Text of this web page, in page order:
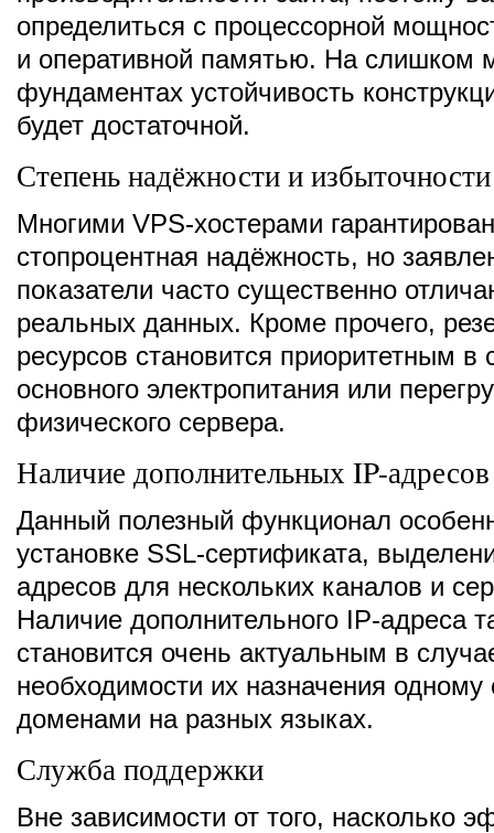
определиться с процессорной
и оперативной памятью. На
фундаментах устойчивость
будет достаточной.
Степень надёжности и избыточности
Многими VPS-хостерами
стопроцентная надёжность, но
показатели часто существенно
реальных данных. Кроме прочего,
ресурсов становится приоритетным в
основного электропитания или
физического сервера.
Наличие дополнительных IP-адресов
Данный полезный функционал
установке SSL-сертификата,
адресов для нескольких каналов и
Наличие дополнительного IP-адреса
становится очень актуальным в
необходимости их назначения одному
доменами на разных языках.
Служба поддержки
Вне зависимости от того, насколько